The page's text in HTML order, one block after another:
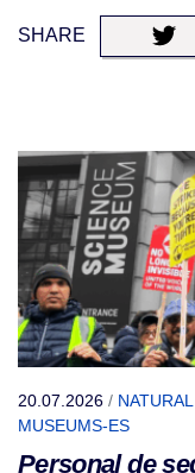
SHARE
20.07.2026 /
MUSEUMS-ES
Personal de